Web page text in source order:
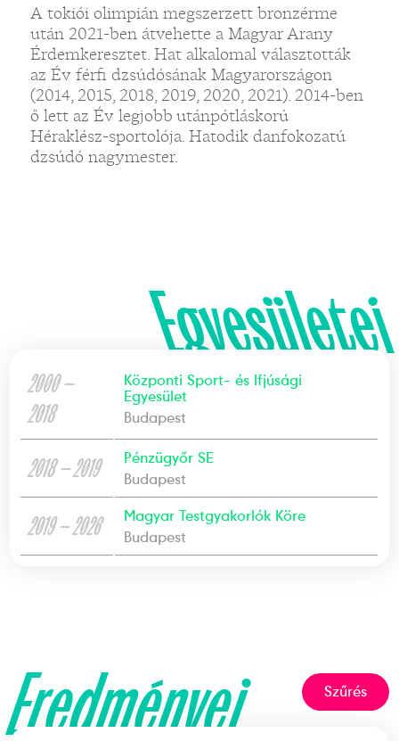
A tokiói olimpián megszerzett bronzérme
után 2021-ben átvehette a Magyar Arany
Érdemkeresztet. Hat alkalomal választották
az Év férfi dzsúdósának Magyarországon
(2014, 2015, 2018, 2019, 2020, 2021). 2014-ben
ő lett az Év legjobb utánpótláskorú
Héraklész-sportolója. Hatodik danfokozatú
dzsúdó nagymester.
Egyesületei
2000 —
2018
Központi Sport- és Ifjúsági
Egyesület
Budapest
2018 — 2019
Pénzügyőr SE
Budapest
2019 — 2026
Magyar Testgyakorlók Köre
Budapest
Eredményei Szűrés